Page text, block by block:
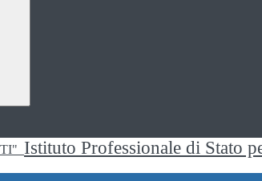
Istituto Professionale di Stato